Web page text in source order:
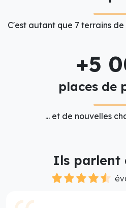
C'est autant que 7 terrains
+5
places de
... et de nouvelles
Ils parlent